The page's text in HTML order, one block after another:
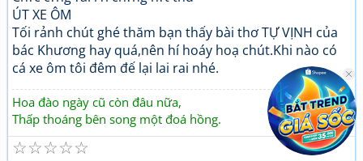
ÚT XE ÔM
Tối rảnh chút ghé thăm bạn thấy bài thơ TỰ VỊNH của
bác Khương hay quá,nên hí hoáy hoạ chút.Khi nào có
cá xe ôm tôi đêm đế lại lai rai nhé.
Hoa đào ngày cũ còn đâu nữa,
Thấp thoáng bên song một đoá hồng.
☆
☆
☆
☆
☆